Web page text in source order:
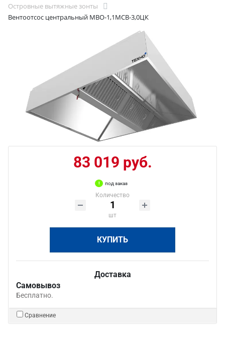
Островные вытяжные зонты
Вентоотсос центральный МВО-1,1МСВ-3,0ЦК
83 019 руб.
под заказ
Количество
шт
КУПИТЬ
Доставка
Самовывоз
Бесплатно.
Сравнение